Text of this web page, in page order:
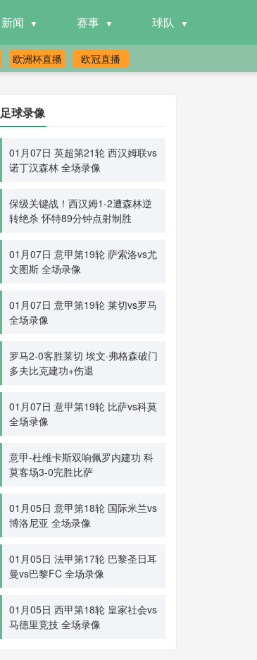
新闻 赛事 球队
欧洲杯直播 欧冠直播
足球录像
01月07日 英超第21轮 西汉姆联vs
诺丁汉森林 全场录像
保级关键战！西汉姆1-2遭森林逆
转绝杀 怀特89分钟点射制胜
01月07日 意甲第19轮 萨索洛vs尤
文图斯 全场录像
01月07日 意甲第19轮 莱切vs罗马
全场录像
罗马2-0客胜莱切 埃文·弗格森破门
多夫比克建功+伤退
01月07日 意甲第19轮 比萨vs科莫
全场录像
意甲-杜维卡斯双响佩罗内建功 科
莫客场3-0完胜比萨
01月05日 意甲第18轮 国际米兰vs
博洛尼亚 全场录像
01月05日 法甲第17轮 巴黎圣日耳
曼vs巴黎FC 全场录像
01月05日 西甲第18轮 皇家社会vs
马德里竞技 全场录像